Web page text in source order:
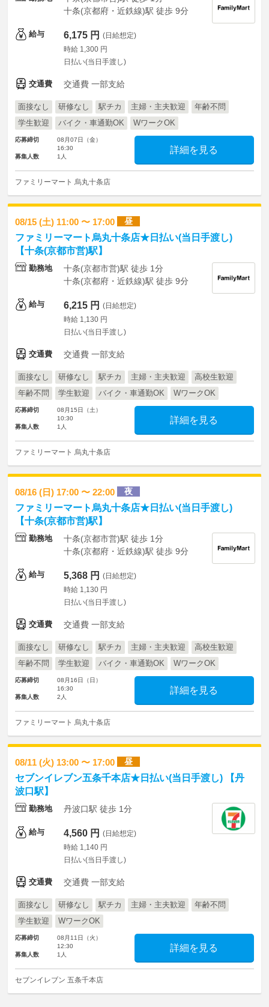
十条(京都府・近鉄線)駅 徒歩 9分
給与 6,175 円 (日給想定)
時給 1,300 円
日払い(当日手渡し)
交通費 交通費 一部支給
面接なし 研修なし 駅チカ 主婦・主夫歓迎
年齢不問
学生歓迎
バイク・車通勤OK WワークOK
応募締切
08月07日（金）
16:30
募集人数
1人
詳細を見る
ファミリーマート 烏丸十条店
08/15 (土) 11:00 〜 17:00 昼
ファミリーマート烏丸十条店★日払い(当日手渡し)
【十条(京都市営)駅】
勤務地
十条(京都市営)駅 徒歩 1分
十条(京都府・近鉄線)駅 徒歩 9分
給与 6,215 円 (日給想定)
時給 1,130 円
日払い(当日手渡し)
交通費 交通費 一部支給
面接なし 研修なし 駅チカ 主婦・主夫歓迎
高校生歓迎
年齢不問
学生歓迎 バイク・車通勤OK WワークOK
応募締切
08月15日（土）
10:30
募集人数
1人
詳細を見る
ファミリーマート 烏丸十条店
08/16 (日) 17:00 〜 22:00 夜
ファミリーマート烏丸十条店★日払い(当日手渡し)
【十条(京都市営)駅】
勤務地
十条(京都市営)駅 徒歩 1分
十条(京都府・近鉄線)駅 徒歩 9分
給与 5,368 円 (日給想定)
時給 1,130 円
日払い(当日手渡し)
交通費 交通費 一部支給
面接なし 研修なし 駅チカ 主婦・主夫歓迎
高校生歓迎
年齢不問
学生歓迎 バイク・車通勤OK WワークOK
応募締切
08月16日（日）
16:30
募集人数
2人
詳細を見る
ファミリーマート 烏丸十条店
08/11 (火) 13:00 〜 17:00 昼
セブンイレブン五条千本店★日払い(当日手渡し) 【丹
波口駅】
勤務地 丹波口駅 徒歩 1分
給与 4,560 円 (日給想定)
時給 1,140 円
日払い(当日手渡し)
交通費 交通費 一部支給
面接なし 研修なし 駅チカ 主婦・主夫歓迎
年齢不問
学生歓迎
WワークOK
応募締切
08月11日（火）
12:30
募集人数
1人
詳細を見る
セブンイレブン 五条千本店